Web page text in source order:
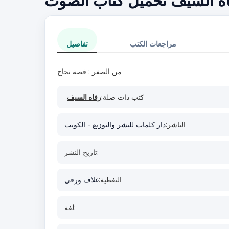
تفاصيل مراجعات الكتب
من الصفر : قصة نجاح
كتب ذات صلة:رفاه السيف
الناشر:دار كلمات للنشر والتوزيع - الكويت
تاريخ النشر:
التغطية:غلاف ورقي
لغة: